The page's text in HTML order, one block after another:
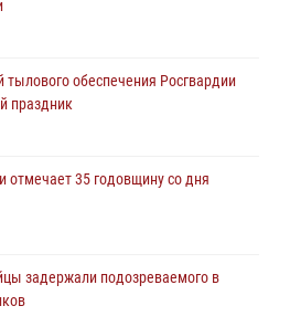
обеспечения Росгвардии
праздник
отмечает 35 годовщину со дня
задержали подозреваемого в